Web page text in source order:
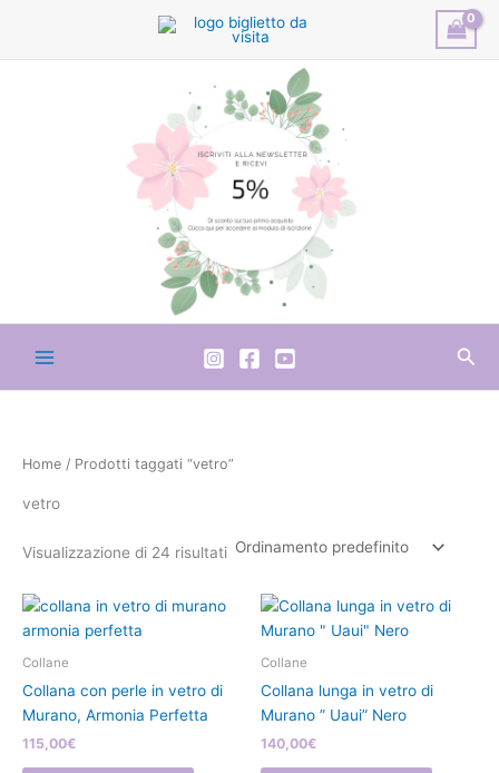
contenuto
Home / Prodotti taggati “vetro”
vetro
Visualizzazione di 24 risultati
Collane
Collana con perle in vetro di
Murano, Armonia Perfetta
115,00€
Collane
Collana lunga in vetro di
Murano ” Uaui” Nero
140,00€